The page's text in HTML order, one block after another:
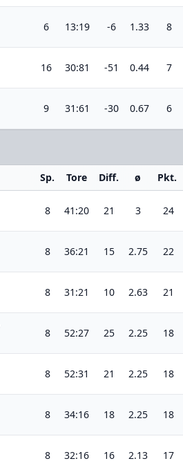
6 13:19 -6 1.33 8
16 30:81 -51 0.44 7
9 31:61 -30 0.67 6
Sp. Tore Diff. ø Pkt.
8 41:20 21 3 24
8 36:21 15 2.75 22
8 31:21 10 2.63 21
8 52:27 25 2.25 18
8 52:31 21 2.25 18
8 34:16 18 2.25 18
8 32:16 16 2.13 17